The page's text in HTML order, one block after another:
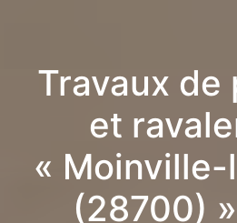
Travaux de
et
«
(28700)